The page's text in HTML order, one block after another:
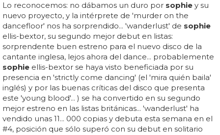
Lo reconocemos: no dábamos un duro por sophie y su
nuevo proyecto, y la intérprete de 'murder on the
dancefloor' nos ha sorprendido... 'wanderlust' de sophie
ellis-bextor, su segundo mejor debut en listas:
sorprendente buen estreno para el nuevo disco de la
cantante inglesa, lejos ahora del dance... probablemente
sophie ellis-bextor se haya visto beneficiada por su
presencia en 'strictly come dancing' (el 'mira quién baila'
inglés) y por las buenas críticas del disco que presenta
este 'young blood'... ) se ha convertido en su segundo
mejor estreno en las listas británicas... 'wanderlust' ha
vendido unas 11... 000 copias y debuta esta semana en el
#4, posición que sólo superó con su debut en solitario